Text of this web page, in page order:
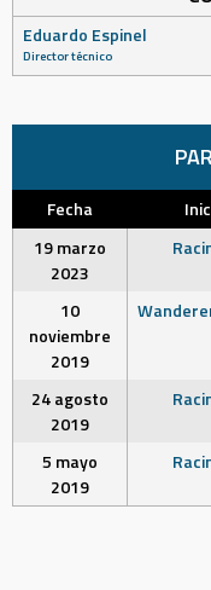
Eduardo Espinel
Director técnico
Fecha
19 marzo
2023
10
noviembre
2019
24 agosto
2019
5 mayo
2019